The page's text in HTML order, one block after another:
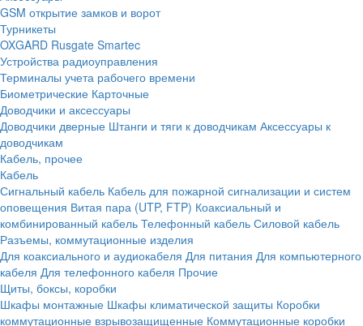
GSM открытие замков и ворот
Турникеты
OXGARD Rusgate Smartec
Устройства радиоуправления
Терминалы учета рабочего времени
Биометрические Карточные
Доводчики и аксессуары
Доводчики дверные Штанги и тяги к доводчикам Аксессуары к
доводчикам
Кабель, прочее
Кабель
Сигнальный кабель Кабель для пожарной сигнализации и систем
оповещения Витая пара (UTP, FTP) Коаксиальный и
комбинированный кабель Телефонный кабель Силовой кабель
Разъемы, коммутационные изделия
Для коаксиального и аудиокабеля Для питания Для компьютерного
кабеля Для телефонного кабеля Прочие
Щиты, боксы, коробки
Шкафы монтажные Шкафы климатической защиты Коробки
коммутационные взрывозащищенные Коммутационные коробки